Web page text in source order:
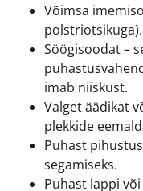
Võimsa
polstriotsikuga).
Söögisoodat –
imab niiskust.
Valget äädikat
plekkide
Puhast
segamiseks.
Puhast lappi